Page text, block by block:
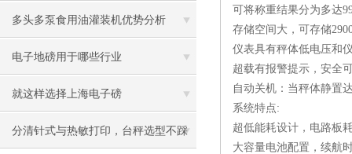
多头多泵食用油灌装机优势分析
电子地磅用于哪些行业
就这样选择上海电子磅
分清针式与热敏打印，台秤选型不踩
可将称重结果分为多达
存储空间大，可存储
仪表具有秤体低电压和
超载有报警提示，安全
自动关机：当秤体静置
系统特点:
超低能耗设计，电路板
大容量电池配置，续航